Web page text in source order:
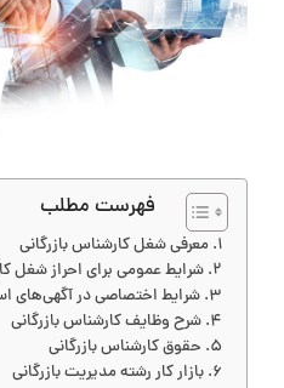
فهرست مطلب
معرفی شغل کارشناس بازرگانی
شرایط عمومی برای احراز شغل
شرایط اختصاصی در آگهی‌های
شرح وظایف کارشناس بازرگانی
حقوق کارشناس بازرگانی
بازار کار رشته مدیریت بازرگانی